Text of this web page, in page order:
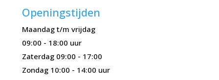
Openingstijden
Maandag t/m vrijdag
09:00 - 18:00 uur
Zaterdag 09:00 - 17:00
Zondag 10:00 - 14:00 uur